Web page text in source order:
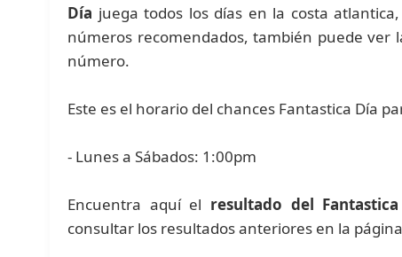
Día juega todos los días en la costa
números recomendados, también puede ver
número.
Este es el horario del chances Fantastica Día
- Lunes a Sábados: 1:00pm
Encuentra aquí el resultado del
consultar los resultados anteriores en la página